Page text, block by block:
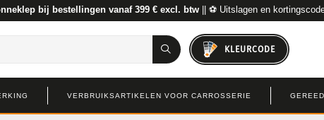
bij bestellingen vanaf 399 € excl. btw || ⚽ Uitslagen en
KLEURCODE
VERBRUIKSARTIKELEN VOOR CARROSSERIE